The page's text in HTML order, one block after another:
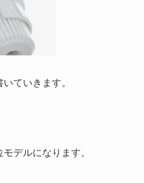
ていきます。
デルになります。